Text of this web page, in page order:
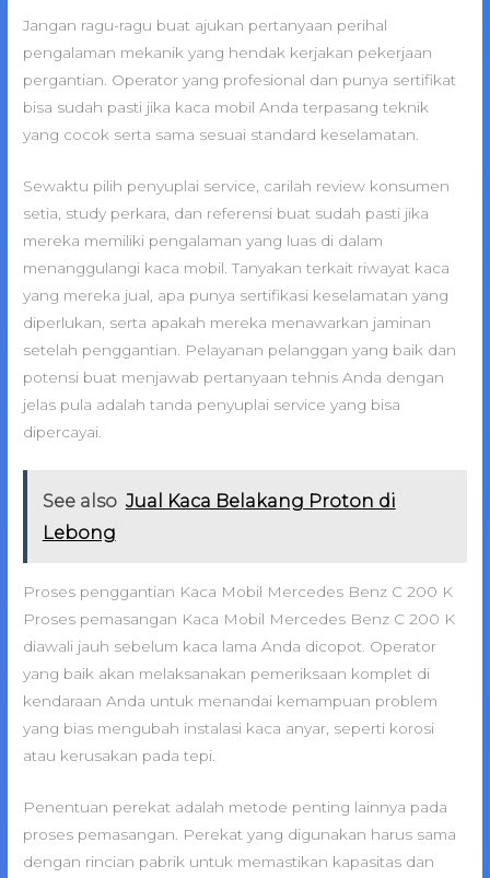
Jangan ragu-ragu buat ajukan pertanyaan perihal
pengalaman mekanik yang hendak kerjakan pekerjaan
pergantian. Operator yang profesional dan punya sertifikat
bisa sudah pasti jika kaca mobil Anda terpasang teknik
yang cocok serta sama sesuai standard keselamatan.
Sewaktu pilih penyuplai service, carilah review konsumen
setia, study perkara, dan referensi buat sudah pasti jika
mereka memiliki pengalaman yang luas di dalam
menanggulangi kaca mobil. Tanyakan terkait riwayat kaca
yang mereka jual, apa punya sertifikasi keselamatan yang
diperlukan, serta apakah mereka menawarkan jaminan
setelah penggantian. Pelayanan pelanggan yang baik dan
potensi buat menjawab pertanyaan tehnis Anda dengan
jelas pula adalah tanda penyuplai service yang bisa
dipercayai.
See also Jual Kaca Belakang Proton di
Lebong
Proses penggantian Kaca Mobil Mercedes Benz C 200 K
Proses pemasangan Kaca Mobil Mercedes Benz C 200 K
diawali jauh sebelum kaca lama Anda dicopot. Operator
yang baik akan melaksanakan pemeriksaan komplet di
kendaraan Anda untuk menandai kemampuan problem
yang bias mengubah instalasi kaca anyar, seperti korosi
atau kerusakan pada tepi.
Penentuan perekat adalah metode penting lainnya pada
proses pemasangan. Perekat yang digunakan harus sama
dengan rincian pabrik untuk memastikan kapasitas dan